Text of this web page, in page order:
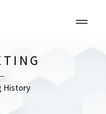
History